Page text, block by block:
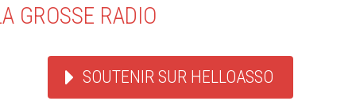
GROSSE RADIO
SOUTENIR SUR HELLOASSO